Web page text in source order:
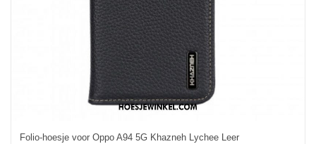
Folio-hoesje voor Oppo A94 5G Khazneh Lychee Leer